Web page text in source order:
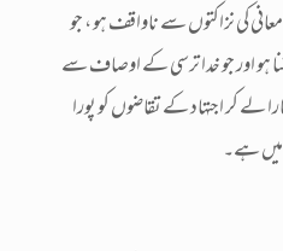
کی نزاکتوں سے ناواقف ہو ، جو
ہو اور جو خدا ترسی کے اوصاف سے
لے کر اجتہاد کے تقاضوں کو پورا
میں ہے۔